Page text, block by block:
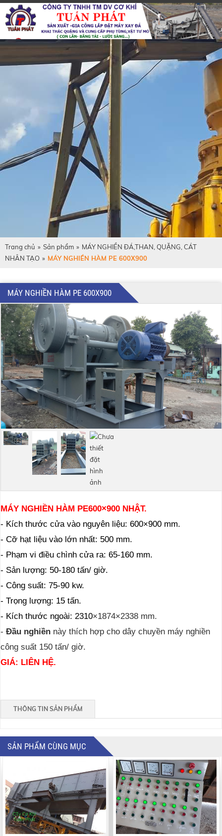
Trang chủ » Sản phẩm » MÁY NGHIỀN ĐÁ,THAN, QUẶNG, CÁT
NHÂN TẠO » MÁY NGHIỀN HÀM PE 600Χ900
MÁY NGHIỀN HÀM PE 600Χ900
MÁY NGHIỀN HÀM PE600×900 NHẬT.
- Kích thước cửa vào nguyên liệu: 600×900 mm.
- Cỡ hạt liệu vào lớn nhất: 500 mm.
- Phạm vi điều chình cửa ra: 65-160 mm.
- Sản lượng: 50-180 tấn/ giờ.
- Công suất: 75-90 kw.
- Trọng lượng: 15 tấn.
- Kích thước ngoài: 2310×1874×2338 mm.
- Đầu nghiền này thích hợp cho dây chuyền máy nghiền
công suất 150 tấn/ giờ.
GIÁ: LIÊN HỆ.
THÔNG TIN SẢN PHẨM
SẢN PHẨM CÙNG MỤC